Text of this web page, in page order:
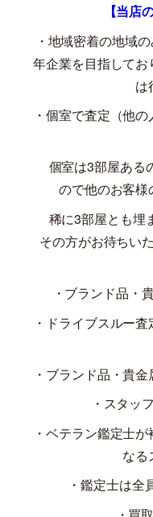
【当店
・地域密着の地域
年企業を目指して
は
・個室で査定（他
個室は3部屋ある
ので他のお客様
稀に3部屋とも埋
その方がお待ちい
・ブランド品・
・ドライブスルー
・ブランド品・貴
・スタッ
・ベテラン鑑定士
なる
・鑑定士は全